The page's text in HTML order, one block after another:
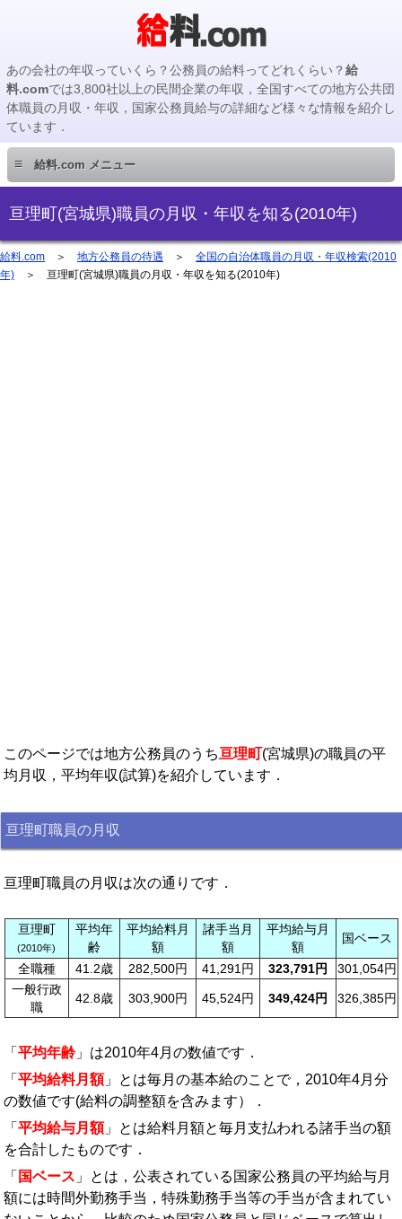
あの会社の年収っていくら？公務員の給料ってどれくらい？給
料.comでは3,800社以上の民間企業の年収，全国すべての地方公共団
体職員の月収・年収，国家公務員給与の詳細など様々な情報を紹介し
ています．
≡ 給料.com メニュー
民間企業編
国家公務員編
亘理町(宮城県)職員の月収・年収を知る(2010年)
給料.com ＞ 地方公務員の待遇 ＞ 全国の自治体職員の月収・年収検索(2010
年) ＞ 亘理町(宮城県)職員の月収・年収を知る(2010年)
このページでは地方公務員のうち亘理町(宮城県)の職員の平
均月収，平均年収(試算)を紹介しています．
亘理町職員の月収
亘理町職員の月収は次の通りです．
亘理町
(2010年)
平均年
齢
平均給料月
額
諸手当月
額
平均給与月
額
国ベース
全職種 41.2歳 282,500円 41,291円 323,791円
301,054円
一般行政
職
42.8歳 303,900円 45,524円 349,424円 326,385円
「 平均年齢 」は2010年4月の数値です．
「 平均給料月額」とは毎月の基本給のことで，2010年4月分
の数値です(給料の調整額を含みます）．
「 平均給与月額」とは給料月額と毎月支払われる諸手当の額
を合計したものです．
「 国ベース 」とは，公表されている国家公務員の平均給与月
額には時間外勤務手当，特殊勤務手当等の手当が含まれてい